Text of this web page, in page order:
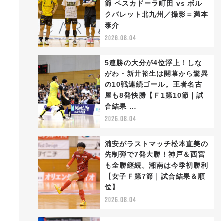
節 ペスカドーラ町田 vs ボル
クバレット北九州／撮影＝満本
泰介
2026.08.04
5連勝の大分が4位浮上！しな
がわ・新井裕生は開幕から驚異
の10戦連続ゴール。王者名古
屋も8発快勝【Ｆ1第10節｜試
合結果 …
2026.08.04
浦安がラストマッチ松本直美の
先制弾で7発大勝！神戸＆西宮
も全勝継続。湘南は今季初勝利
【女子Ｆ第7節｜試合結果＆順
位】
2026.08.04